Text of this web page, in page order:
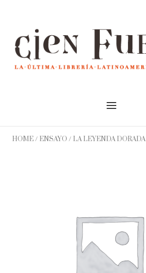
Menu
HOME/ ENSAYO / LA LEYENDA DORADA